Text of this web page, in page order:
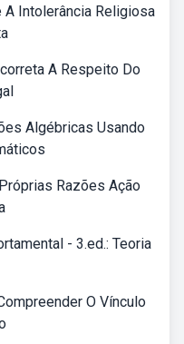
A Intolerância Religiosa
A Respeito Do
Algébricas Usando
Razões Ação
- 3.ed.: Teoria
O Vínculo